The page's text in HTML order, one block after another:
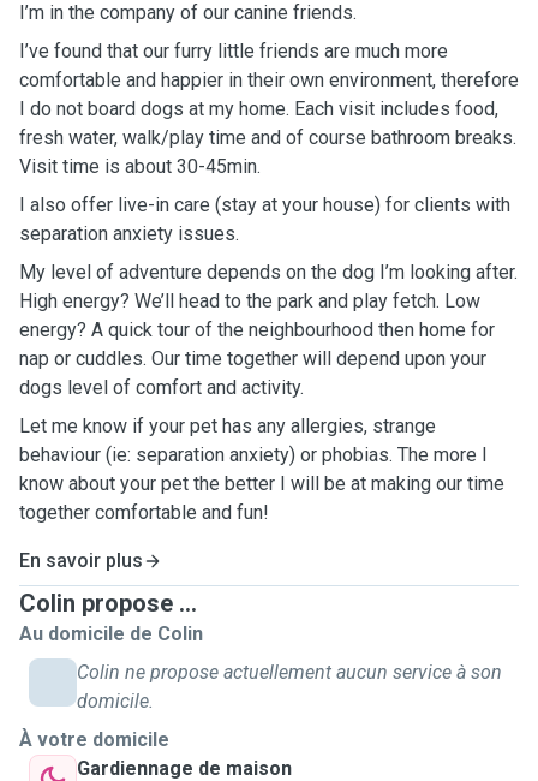
I’m in the company of our canine friends.
I’ve found that our furry little friends are much more
comfortable and happier in their own environment, therefore
I do not board dogs at my home. Each visit includes food,
fresh water, walk/play time and of course bathroom breaks.
Visit time is about 30-45min.
I also offer live-in care (stay at your house) for clients with
separation anxiety issues.
My level of adventure depends on the dog I’m looking after.
High energy? We’ll head to the park and play fetch. Low
energy? A quick tour of the neighbourhood then home for
nap or cuddles. Our time together will depend upon your
dogs level of comfort and activity.
Let me know if your pet has any allergies, strange
behaviour (ie: separation anxiety) or phobias. The more I
know about your pet the better I will be at making our time
together comfortable and fun!
En savoir plus
Colin propose ...
Au domicile de Colin
Colin ne propose actuellement aucun service à son
domicile.
À votre domicile
Gardiennage de maison